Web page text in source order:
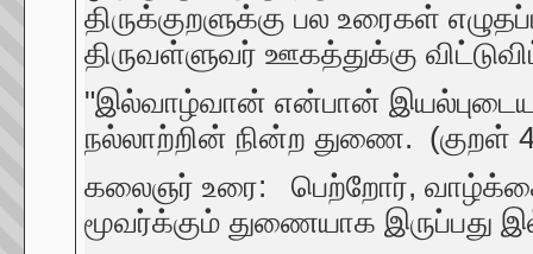
திருக்குறளுக்கு பல உரைகள்
திருவள்ளுவர் ஊகத்துக்கு
"இல்வாழ்வான் என்பான் இயல்புடைய
நல்லாற்றின் நின்ற துணை. (குறள்
கலைஞர் உரை: பெற்றோர்,
மூவர்க்கும் துணையாக இருப்பது